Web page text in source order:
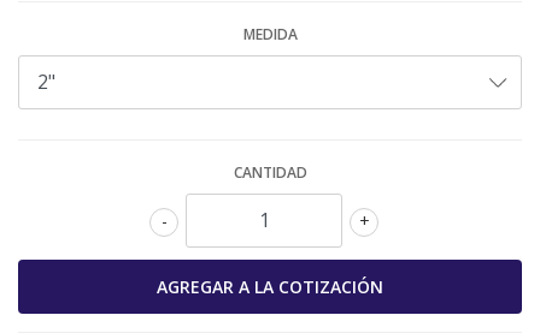
MEDIDA
CANTIDAD
+
-